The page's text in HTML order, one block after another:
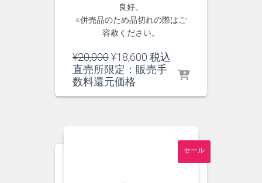
良好。
※併売品のため品切れの際はご
容赦ください。
¥20,000元
の
価
¥18,600 現
在
税込
直売所限定：販売手
数料還元価格
セール